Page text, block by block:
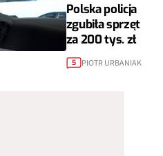
Polska policja
zgubiła sprzęt
za 200 tys. zł
5 PIOTR URBANIAK